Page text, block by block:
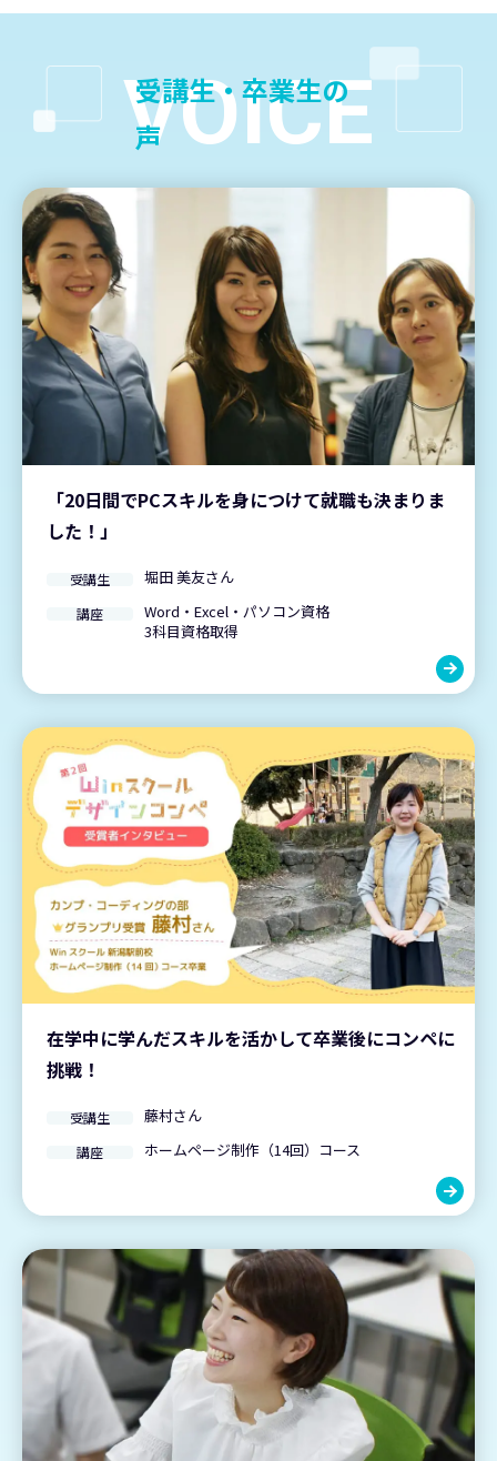
VOICE
受講生・卒業生の
声
「20日間でPCスキルを身につけて就職も決まりま
した！」
受講生 堀田 美友さん
講座
Word・Excel・パソコン資格
3科目資格取得
在学中に学んだスキルを活かして卒業後にコンペに
挑戦！
受講生 藤村さん
講座 ホームページ制作（14回）コース